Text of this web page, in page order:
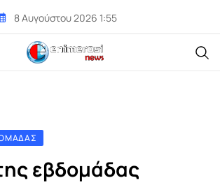
8 Αυγούστου 2026 1:55
εβδομάδας